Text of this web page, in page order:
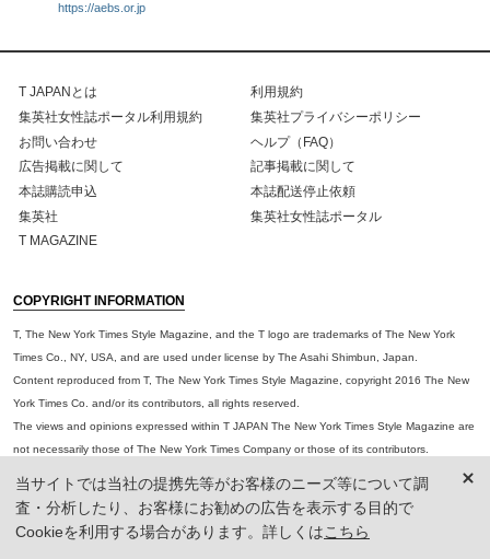
https://aebs.or.jp
T JAPANとは
利用規約
集英社女性誌ポータル利用規約
集英社プライバシーポリシー
お問い合わせ
ヘルプ（FAQ）
広告掲載に関して
記事掲載に関して
本誌購読申込
本誌配送停止依頼
集英社
集英社女性誌ポータル
T MAGAZINE
COPYRIGHT INFORMATION
T, The New York Times Style Magazine, and the T logo are trademarks of The New York
Times Co., NY, USA, and are used under license by The Asahi Shimbun, Japan.
Content reproduced from T, The New York Times Style Magazine, copyright 2016 The New
York Times Co. and/or its contributors, all rights reserved.
The views and opinions expressed within T JAPAN The New York Times Style Magazine are
not necessarily those of The New York Times Company or those of its contributors.
※HAPPY PLUSからの大事なお知らせ
※現在、X上でT JAPAN公式アカウントに成りすましたアカウントが発生しています。
ロゴや投稿写真を無断で使用したり、プレゼント企画などを行なっている偽アカウントに十分
当サイトでは当社の提携先等がお客様のニーズ等について調
査・分析したり、お客様にお勧めの広告を表示する目的で
Cookieを利用する場合があります。詳しくはこちら